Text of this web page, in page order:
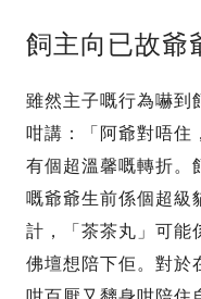
飼主向已故爺
雖然主子嘅行為嚇到
咁講：「阿爺對唔住
有個超溫馨嘅轉折。
嘅爺爺生前係個超級
計，「茶茶丸」可能
佛壇想陪下佢。對於